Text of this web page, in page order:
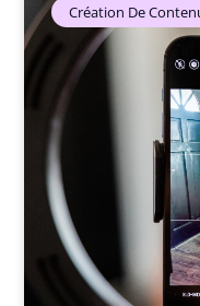
Création De